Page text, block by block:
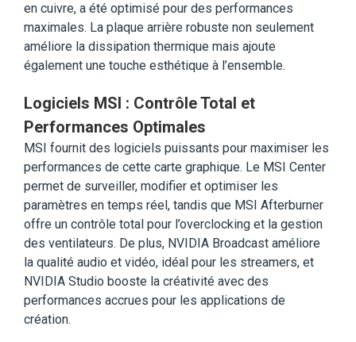
en cuivre, a été optimisé pour des performances
maximales. La plaque arrière robuste non seulement
améliore la dissipation thermique mais ajoute
également une touche esthétique à l’ensemble.
Logiciels MSI : Contrôle Total et
Performances Optimales
MSI fournit des logiciels puissants pour maximiser les
performances de cette carte graphique. Le MSI Center
permet de surveiller, modifier et optimiser les
paramètres en temps réel, tandis que MSI Afterburner
offre un contrôle total pour l’overclocking et la gestion
des ventilateurs. De plus, NVIDIA Broadcast améliore
la qualité audio et vidéo, idéal pour les streamers, et
NVIDIA Studio booste la créativité avec des
performances accrues pour les applications de
création.